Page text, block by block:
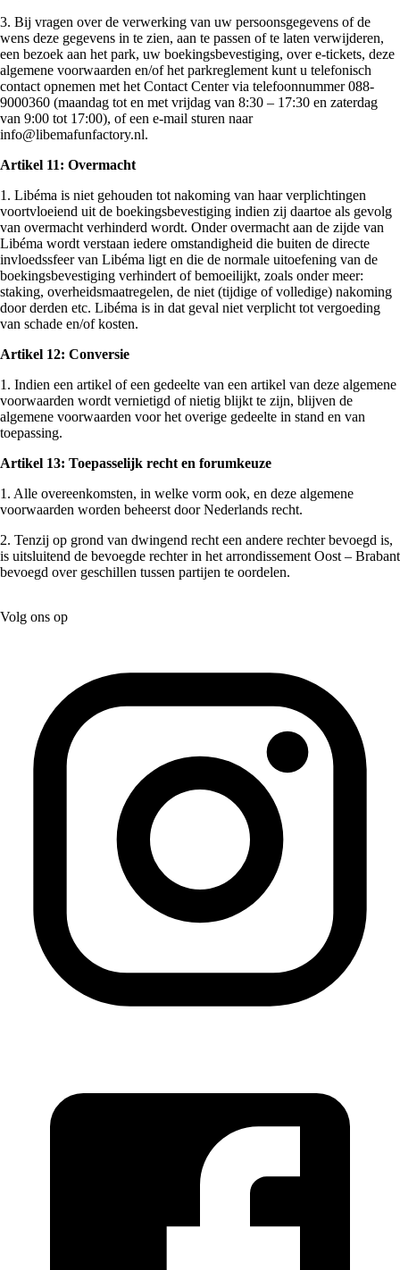
3. Bij vragen over de verwerking van uw persoonsgegevens of de
wens deze gegevens in te zien, aan te passen of te laten verwijderen,
een bezoek aan het park, uw boekingsbevestiging, over e-tickets, deze
algemene voorwaarden en/of het parkreglement kunt u telefonisch
contact opnemen met het Contact Center via telefoonnummer 088-
9000360 (maandag tot en met vrijdag van 8:30 – 17:30 en zaterdag
van 9:00 tot 17:00), of een e-mail sturen naar
info@libemafunfactory.nl.
Artikel 11: Overmacht
1. Libéma is niet gehouden tot nakoming van haar verplichtingen
voortvloeiend uit de boekingsbevestiging indien zij daartoe als gevolg
van overmacht verhinderd wordt. Onder overmacht aan de zijde van
Libéma wordt verstaan iedere omstandigheid die buiten de directe
invloedssfeer van Libéma ligt en die de normale uitoefening van de
boekingsbevestiging verhindert of bemoeilijkt, zoals onder meer:
staking, overheidsmaatregelen, de niet (tijdige of volledige) nakoming
door derden etc. Libéma is in dat geval niet verplicht tot vergoeding
van schade en/of kosten.
Artikel 12: Conversie
1. Indien een artikel of een gedeelte van een artikel van deze algemene
voorwaarden wordt vernietigd of nietig blijkt te zijn, blijven de
algemene voorwaarden voor het overige gedeelte in stand en van
toepassing.
Artikel 13: Toepasselijk recht en forumkeuze
1. Alle overeenkomsten, in welke vorm ook, en deze algemene
voorwaarden worden beheerst door Nederlands recht.
2. Tenzij op grond van dwingend recht een andere rechter bevoegd is,
is uitsluitend de bevoegde rechter in het arrondissement Oost – Brabant
bevoegd over geschillen tussen partijen te oordelen.
Volg ons op